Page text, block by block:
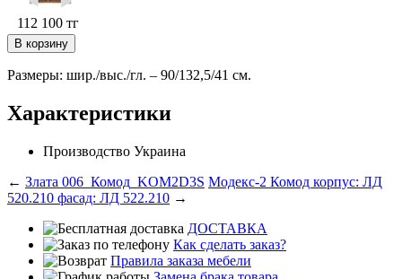
112 100 тг
В корзину
Размеры: шир./выс./гл. – 90/132,5/41 см.
Характеристики
Производство Украина
← Злата 006_Комод_KOM2D3S Модекс-2 Комод корпус: ЛД
520.210 фасад: ЛД 522.210 →
ДОСТАВКА
Как сделать заказ?
Правила заказа мебели